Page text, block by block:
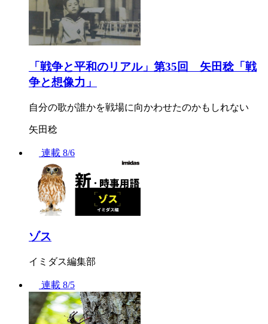
「戦争と平和のリアル」第35回 矢田稔「戦
争と想像力」
自分の歌が誰かを戦場に向かわせたのかもしれない
矢田稔
連載 8/6
ゾス
イミダス編集部
連載 8/5